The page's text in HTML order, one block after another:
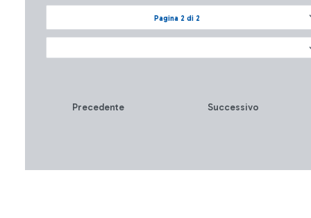
Pagina 2 di 2
Precedente Successivo